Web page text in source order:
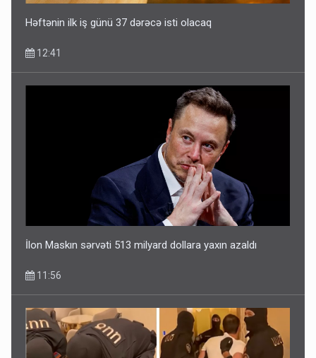
Həftənin ilk iş günü 37 dərəcə isti olacaq
12:41
İlon Maskın sərvəti 513 milyard dollara yaxın azaldı
11:56